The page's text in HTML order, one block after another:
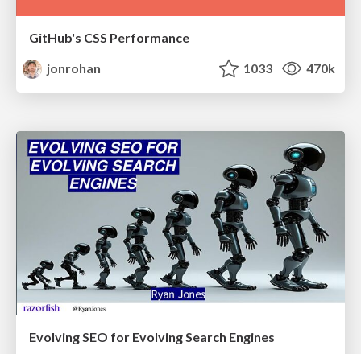
GitHub's CSS Performance
jonrohan
1033 470k
Evolving SEO for Evolving Search Engines